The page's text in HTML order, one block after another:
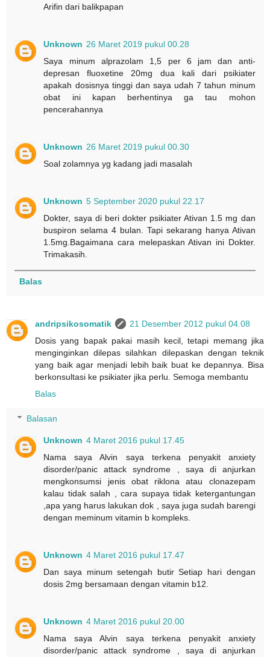
Arifin dari balikpapan
Unknown 26 Maret 2019 pukul 00.28
Saya minum alprazolam 1,5 per 6 jam dan anti-
depresan fluoxetine 20mg dua kali dari psikiater
apakah dosisnya tinggi dan saya udah 7 tahun minum
obat ini kapan berhentinya ga tau mohon
pencerahannya
Unknown 26 Maret 2019 pukul 00.30
Soal zolamnya yg kadang jadi masalah
Unknown 5 September 2020 pukul 22.17
Dokter, saya di beri dokter psikiater Ativan 1.5 mg dan
buspiron selama 4 bulan. Tapi sekarang hanya Ativan
1.5mg.Bagaimana cara melepaskan Ativan ini Dokter.
Trimakasih.
Balas
andripsikosomatik
21 Desember 2012 pukul 04.08
Dosis yang bapak pakai masih kecil, tetapi memang jika
menginginkan dilepas silahkan dilepaskan dengan teknik
yang baik agar menjadi lebih baik buat ke depannya. Bisa
berkonsultasi ke psikiater jika perlu. Semoga membantu
Balas
Balasan
Unknown 4 Maret 2016 pukul 17.45
Nama saya Alvin saya terkena penyakit anxiety
disorder/panic attack syndrome , saya di anjurkan
mengkonsumsi jenis obat riklona atau clonazepam
kalau tidak salah , cara supaya tidak ketergantungan
,apa yang harus lakukan dok , saya juga sudah barengi
dengan meminum vitamin b kompleks.
Unknown 4 Maret 2016 pukul 17.47
Dan saya minum setengah butir Setiap hari dengan
dosis 2mg bersamaan dengan vitamin b12.
Unknown 4 Maret 2016 pukul 20.00
Nama saya Alvin saya terkena penyakit anxiety
disorder/panic attack syndrome , saya di anjurkan